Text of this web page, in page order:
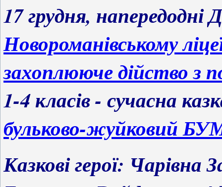
17 грудня,
Новороманівському
захоплююче дійство з
1-4 класів - сучасна
бульково-жуйковий
Казкові герої: Чарівна